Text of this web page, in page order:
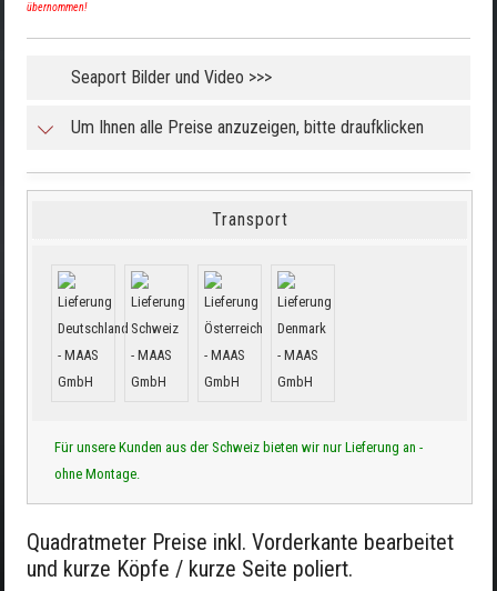
übernommen!
Seaport Bilder und Video >>>
Um Ihnen alle Preise anzuzeigen, bitte draufklicken
Transport
Für unsere Kunden aus der Schweiz bieten wir nur Lieferung an -
ohne Montage.
Quadratmeter Preise inkl. Vorderkante bearbeitet
und kurze Köpfe / kurze Seite poliert.